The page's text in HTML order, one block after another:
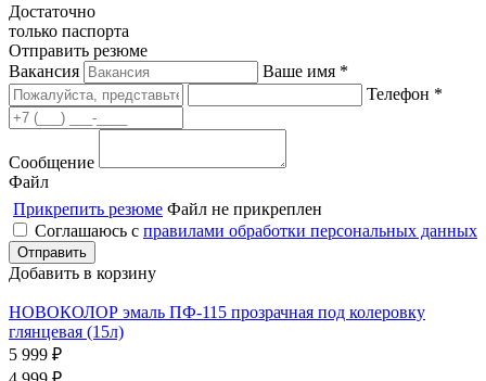
Достаточно
только паспорта
Отправить резюме
Вакансия
Ваше имя *
Телефон *
Сообщение
Файл
Прикрепить резюме Файл не прикреплен
Соглашаюсь с правилами обработки персональных данных
Добавить в корзину
НОВОКОЛОР эмаль ПФ-115 прозрачная под колеровку
глянцевая (15л)
5 999 ₽